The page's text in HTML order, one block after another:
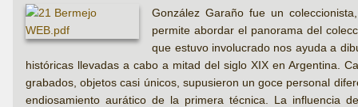
González Garaño fue un
permite abordar el panorama del
que estuvo involucrado nos ayuda a
históricas llevadas a cabo a mitad del siglo XIX en Argentina.
grabados, objetos casi únicos, supusieron un goce personal
endiosamiento aurático de la primera técnica. La influencia